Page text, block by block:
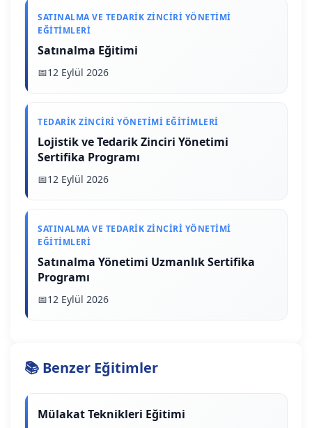
SATINALMA VE TEDARIK ZINCIRI YÖNETIMI
EĞITIMLERI
Satınalma Eğitimi
12 Eylül 2026
TEDARIK ZINCIRI YÖNETIMI EĞITIMLERI
Lojistik ve Tedarik Zinciri Yönetimi
Sertifika Programı
12 Eylül 2026
SATINALMA VE TEDARIK ZINCIRI YÖNETIMI
EĞITIMLERI
Satınalma Yönetimi Uzmanlık Sertifika
Programı
12 Eylül 2026
📚 Benzer Eğitimler
Mülakat Teknikleri Eğitimi